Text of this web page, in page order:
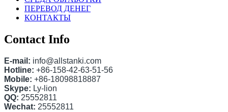
ПЕРЕВОД ДЕНЕГ
КОНТАКТЫ
Contact Info
E-mail: info@allstanki.com
Hotline: +86-158-42-63-51-56
Mobile: +86-18098818887
Skype: Ly-lion
QQ: 25552811
Wechat: 25552811